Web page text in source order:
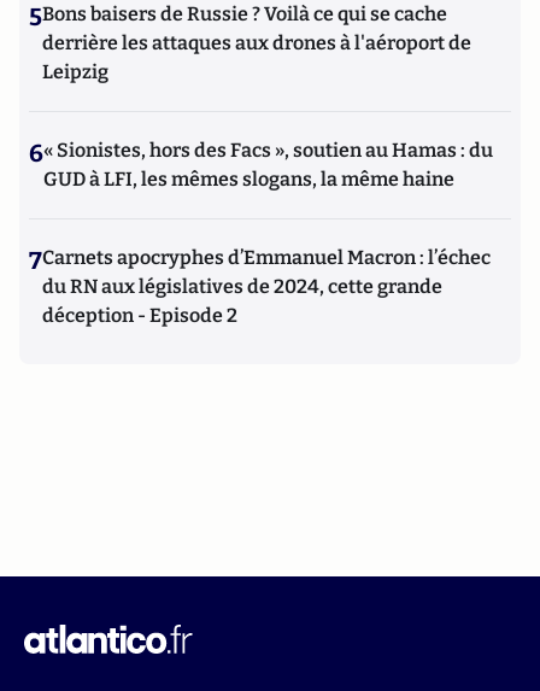
5Bons baisers de Russie ? Voilà ce qui se cache
derrière les attaques aux drones à l'aéroport de
Leipzig
6« Sionistes, hors des Facs », soutien au Hamas : du
GUD à LFI, les mêmes slogans, la même haine
7Carnets apocryphes d’Emmanuel Macron : l’échec
du RN aux législatives de 2024, cette grande
déception - Episode 2